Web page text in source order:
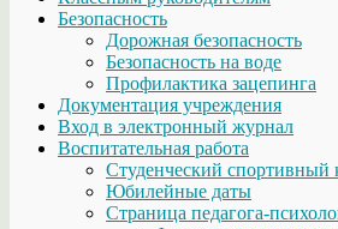
Безопасность
Дорожная безопасность
Безопасность на воде
Профилактика зацепинга
Документация учреждения
Вход в электронный журнал
Воспитательная работа
Студенческий спортивный
Юбилейные даты
Страница педагога-